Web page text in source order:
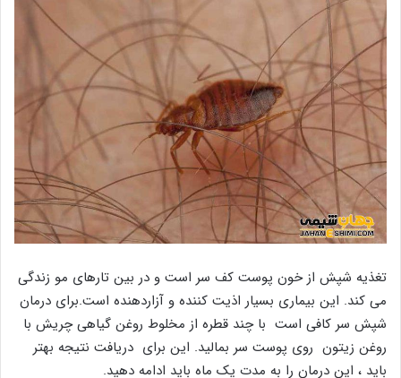
تغذیه شپش از خون پوست کف سر است و در بین تارهای مو زندگی
می کند. این بیماری بسیار اذیت کننده و آزاردهنده است.برای درمان
شپش سر کافی است با چند قطره از مخلوط روغن گیاهی چریش با
روغن زیتون روی پوست سر بمالید. این برای دریافت نتیجه بهتر
باید ، این درمان را به مدت یک ماه باید ادامه دهید.